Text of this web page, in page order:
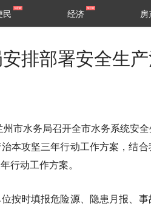
民 经济 房
排部署安全生
市水务局召开全市水务系统安
本攻坚三年行动工作方案，结
行动工作方案。
按时填报危险源、隐患月报、